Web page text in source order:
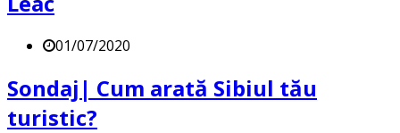
01/07/2020
Sondaj| Cum arată Sibiul tău
turistic?